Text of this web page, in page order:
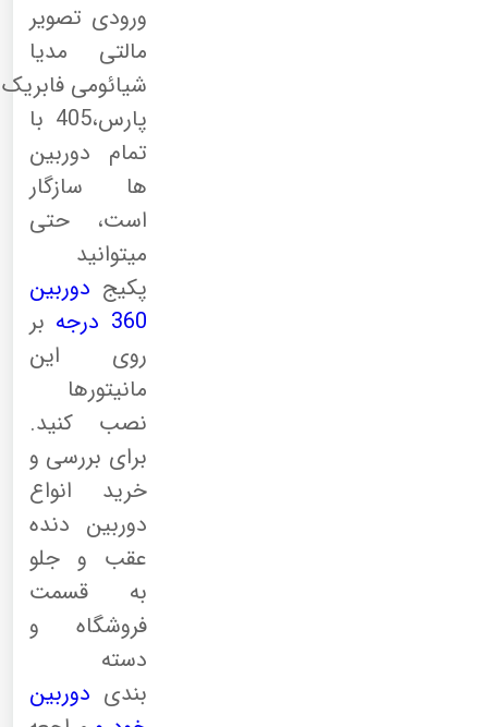
ورودی تصویر
مالتی مدیا
شیائومی فابریک
پارس،405 با
تمام دوربین
ها سازگار
است، حتی
میتوانید
پکیج دوربین
360 درجه
بر
روی این
مانیتورها
نصب کنید.
برای بررسی و
خرید انواع
دوربین دنده
عقب و جلو
به قسمت
فروشگاه و
دسته
بندی دوربین